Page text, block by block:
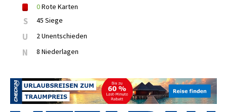
0Rote Karten
S 45 Siege
U 2 Unentschieden
N 8 Niederlagen